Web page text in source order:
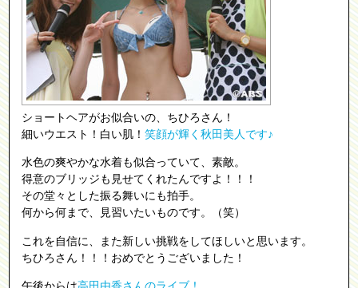
ショートヘアがお似合いの、ちひろさん！
細いウエスト！白い肌！笑顔が輝く秋田美人です♪
水色の爽やかな水着も似合っていて、素敵。
得意のブリッジも見せてくれたんですよ！！！
その堂々とした振る舞いにも拍手。
何から何まで、見習いたいものです。（笑）
これを自信に、また新しい挑戦をしてほしいと思います。
ちひろさん！！！おめでとうございました！
午後からは高田由香さんのライブ！